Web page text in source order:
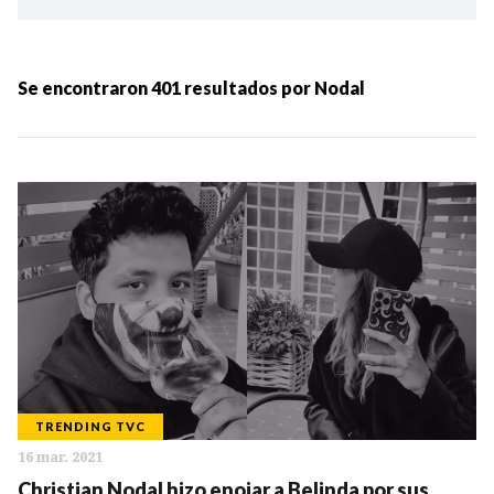
MÁS RECIENTES
MENOS RECIENTES
Periodo:
IR
Se encontraron401 resultados por Nodal
TRENDING TVC
16 mar. 2021